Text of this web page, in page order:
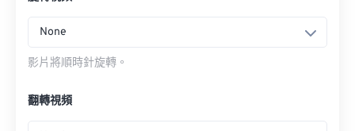
None
影片將順時針旋轉。
翻轉視頻